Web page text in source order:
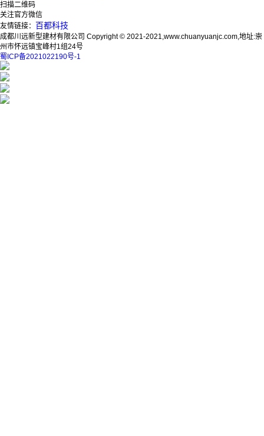
扫描二维码
关注官方微信
友情链接： 百都科技
成都川远新型建材有限公司 Copyright © 2021-2021,www.chuanyuanjc.com,地址:崇
州市怀远镇宝峰村1组24号
蜀ICP备2021022190号-1